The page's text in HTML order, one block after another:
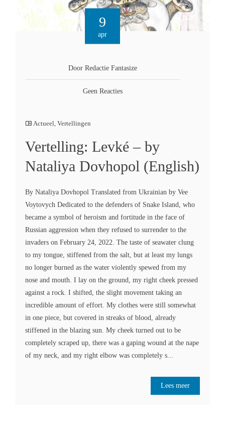
9
apr
Door Redactie Fantasize
Geen Reacties
Actueel Vertellingen
Vertelling: Levké – by
Nataliya Dovhopol (English)
By Nataliya Dovhopol Translated from Ukrainian by Vee
Voytovych Dedicated to the defenders of Snake Island, who
became a symbol of heroism and fortitude in the face of
Russian aggression when they refused to surrender to the
invaders on February 24, 2022. The taste of seawater clung
to my tongue, stiffened from the salt, but at least my lungs
no longer burned as the water violently spewed from my
nose and mouth. I lay on the ground, my right cheek pressed
against a rock. I shifted, the slight movement taking an
incredible amount of effort. My clothes were still somewhat
in one piece, but covered in streaks of blood, already
stiffened in the blazing sun. My cheek turned out to be
completely scraped up, there was a gaping wound at the nape
of my neck, and my right elbow was completely s...
Lees meer